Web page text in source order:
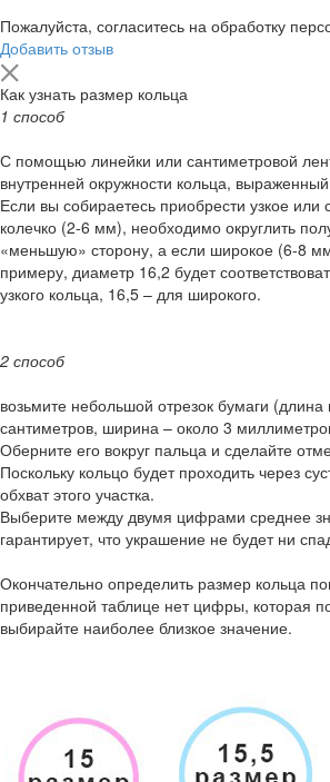
Пожалуйста, согласитесь на обработку
Добавить отзыв
Как узнать размер кольца
1 способ
С помощью линейки или сантиметровой
внутренней окружности кольца,
Если вы собираетесь приобрести узкое
колечко (2-6 мм), необходимо округлить
«меньшую» сторону, а если широкое (6-8
примеру, диаметр 16,2 будет
узкого кольца, 16,5 – для широкого.
2 способ
возьмите небольшой отрезок бумаги
сантиметров, ширина – около 3
Оберните его вокруг пальца и сделайте
Поскольку кольцо будет проходить через
обхват этого участка.
Выберите между двумя цифрами среднее
гарантирует, что украшение не будет ни
Окончательно определить размер кольца
приведенной таблице нет цифры, которая
выбирайте наиболее близкое значение.